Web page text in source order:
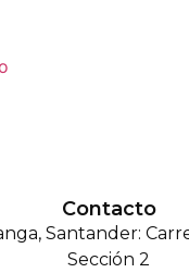
Contacto
Santander:
Sección 2